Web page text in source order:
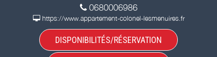
0680006986
https://www.appartement-colonel-lesmenuires.fr
DISPONIBILITÉS/RÉSERVATION